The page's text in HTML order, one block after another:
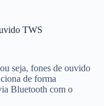
TWS
seja, fones de ouvido
de forma
Bluetooth com o